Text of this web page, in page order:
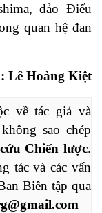
đảo Điếu
quan hệ đan
Lê Hoàng Kiệt
sao chép
Chiến lược.
tác và các vấn
Biên tập qua